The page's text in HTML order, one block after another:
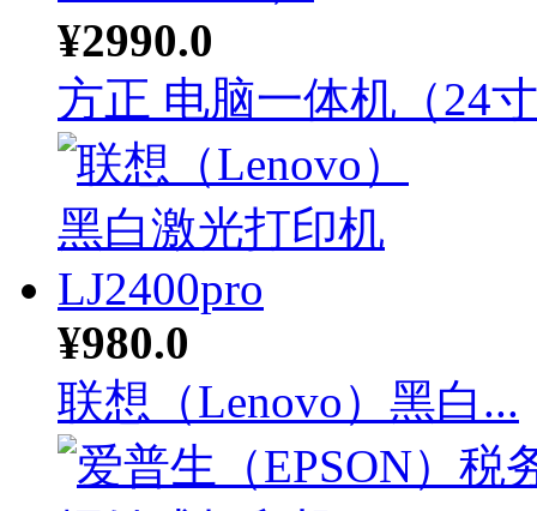
¥2990.0
方正 电脑一体机（24
¥980.0
联想（Lenovo）黑白...